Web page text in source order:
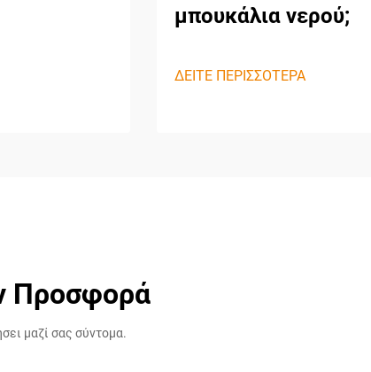
μπουκάλια νερού;
ΔΕΙΤΕ ΠΕΡΙΣΣΟΤΕΡΑ
Προσφορά
μαζί σας σύντομα.